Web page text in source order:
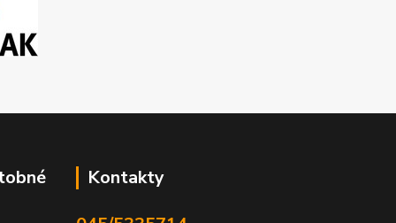
Kontakty